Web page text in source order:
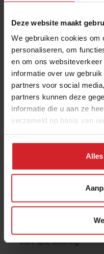
Deze website maakt
We gebruiken cookies om
personaliseren, om
en om ons
informatie over uw
partners voor social
partners kunnen deze
informatie die u aan ze
verzameld op basis van
De jury
De jury bestaat uit
Trainingen), Maaike de
Kranenburg (Entree
(Hospitality
(Misset Horeca).
Winnaar vorig jaar
Vorig jaar werd Mehrsa
uitgeroepen tot F&B
Maaike
start-ups, catering